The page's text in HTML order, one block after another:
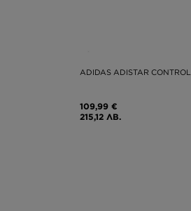
ADIDAS ADISTAR
109,99 €
215,12 ЛВ.